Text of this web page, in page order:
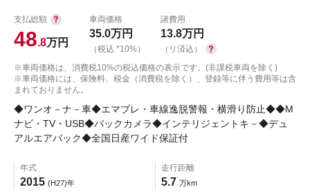
支払総額
48.8万円
車両価格
35.0万円
（税込 *10%）
諸費用
13.8万円
（リ済込）
※車両価格は、消費税10%の税込価格の表示です。(非課税車両を除く)
※車両価格には、保険料、税金（消費税を除く）、登録等に伴う費用等は含
まれておりません。
◆ワンオ－ナ－車◆エマブレ・車線逸脱警報・横滑り防止◆◆M
ナビ・TV・USB◆バックカメラ◆インテリジェントキ－◆デュ
アルエアバック◆全国日産ワイド保証付
年式
2015 (H27)年
走行距離
5.7 万km